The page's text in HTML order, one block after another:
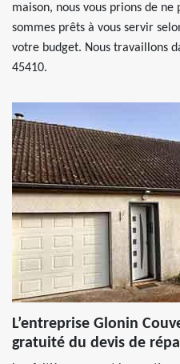
maison, nous vous prions de ne
sommes prêts à vous servir
votre budget. Nous travaillons
45410.
L’entreprise Glonin
gratuité du devis de